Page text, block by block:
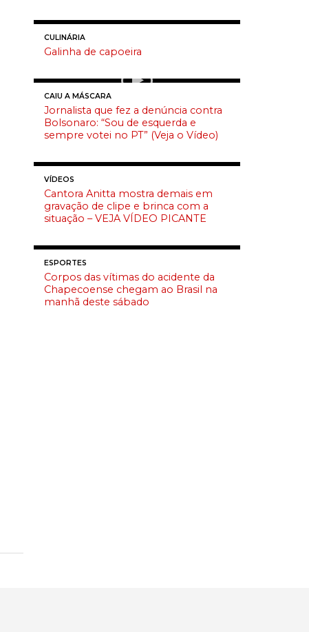
CULINÁRIA
Galinha de capoeira
CAIU A MÁSCARA
Jornalista que fez a denúncia contra
Bolsonaro: “Sou de esquerda e
sempre votei no PT” (Veja o Vídeo)
VÍDEOS
Cantora Anitta mostra demais em
gravação de clipe e brinca com a
situação – VEJA VÍDEO PICANTE
ESPORTES
Corpos das vítimas do acidente da
Chapecoense chegam ao Brasil na
manhã deste sábado